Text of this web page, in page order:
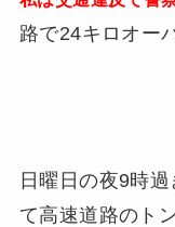
路で24キロオー
日曜日の夜9時
て高速道路のト